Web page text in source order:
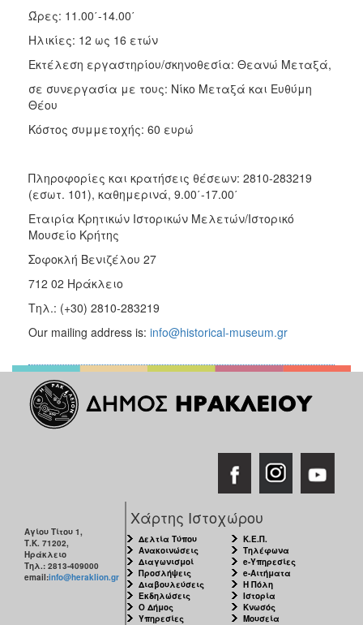
Ώρες: 11.00΄-14.00΄
Ηλικίες: 12 ως 16 ετών
Εκτέλεση εργαστηρίου/σκηνοθεσία: Θεανώ Μεταξά,
σε συνεργασία με τους: Νίκο Μεταξά και Ευθύμη
Θέου
Κόστος συμμετοχής: 60 ευρώ
Πληροφορίες και κρατήσεις θέσεων: 2810-283219
(εσωτ. 101), καθημερινά, 9.00΄-17.00΄
Εταιρία Κρητικών Ιστορικών Μελετών/Ιστορικό
Μουσείο Κρήτης
Σοφοκλή Βενιζέλου 27
712 02 Ηράκλειο
Τηλ.: (+30) 2810-283219
Our mailing address is: info@historical-museum.gr
Αγίου Τίτου 1,
Τ.Κ. 71202,
Ηράκλειο
Τηλ.: 2813-409000
email:info@heraklion.gr
Χάρτης Ιστοχώρου
Δελτία Τύπου
Ανακοινώσεις
Διαγωνισμοί
Προσλήψεις
Διαβουλεύσεις
Εκδηλώσεις
Ο Δήμος
Υπηρεσίες
Κ.Ε.Π.
Τηλέφωνα
e-Υπηρεσίες
e-Αιτήματα
Η Πόλη
Ιστορία
Κνωσός
Μουσεία